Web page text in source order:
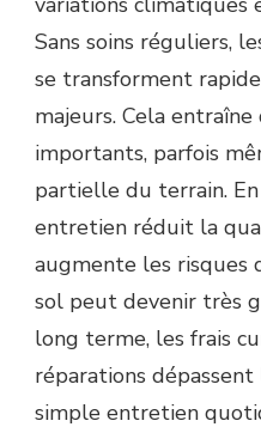
Sans soins réguliers,
se transforment
majeurs. Cela
importants, parfois
partielle du terrain.
entretien réduit la
augmente les risques
sol peut devenir très
long terme, les frais
réparations
simple entretien